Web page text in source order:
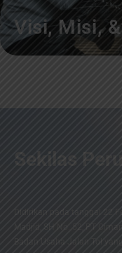
Visi, Misi,
Sekilas
Didirikan pada tanggal 22
Madjid, SH No. 52, PT
Badan Usaha Jalan Tol